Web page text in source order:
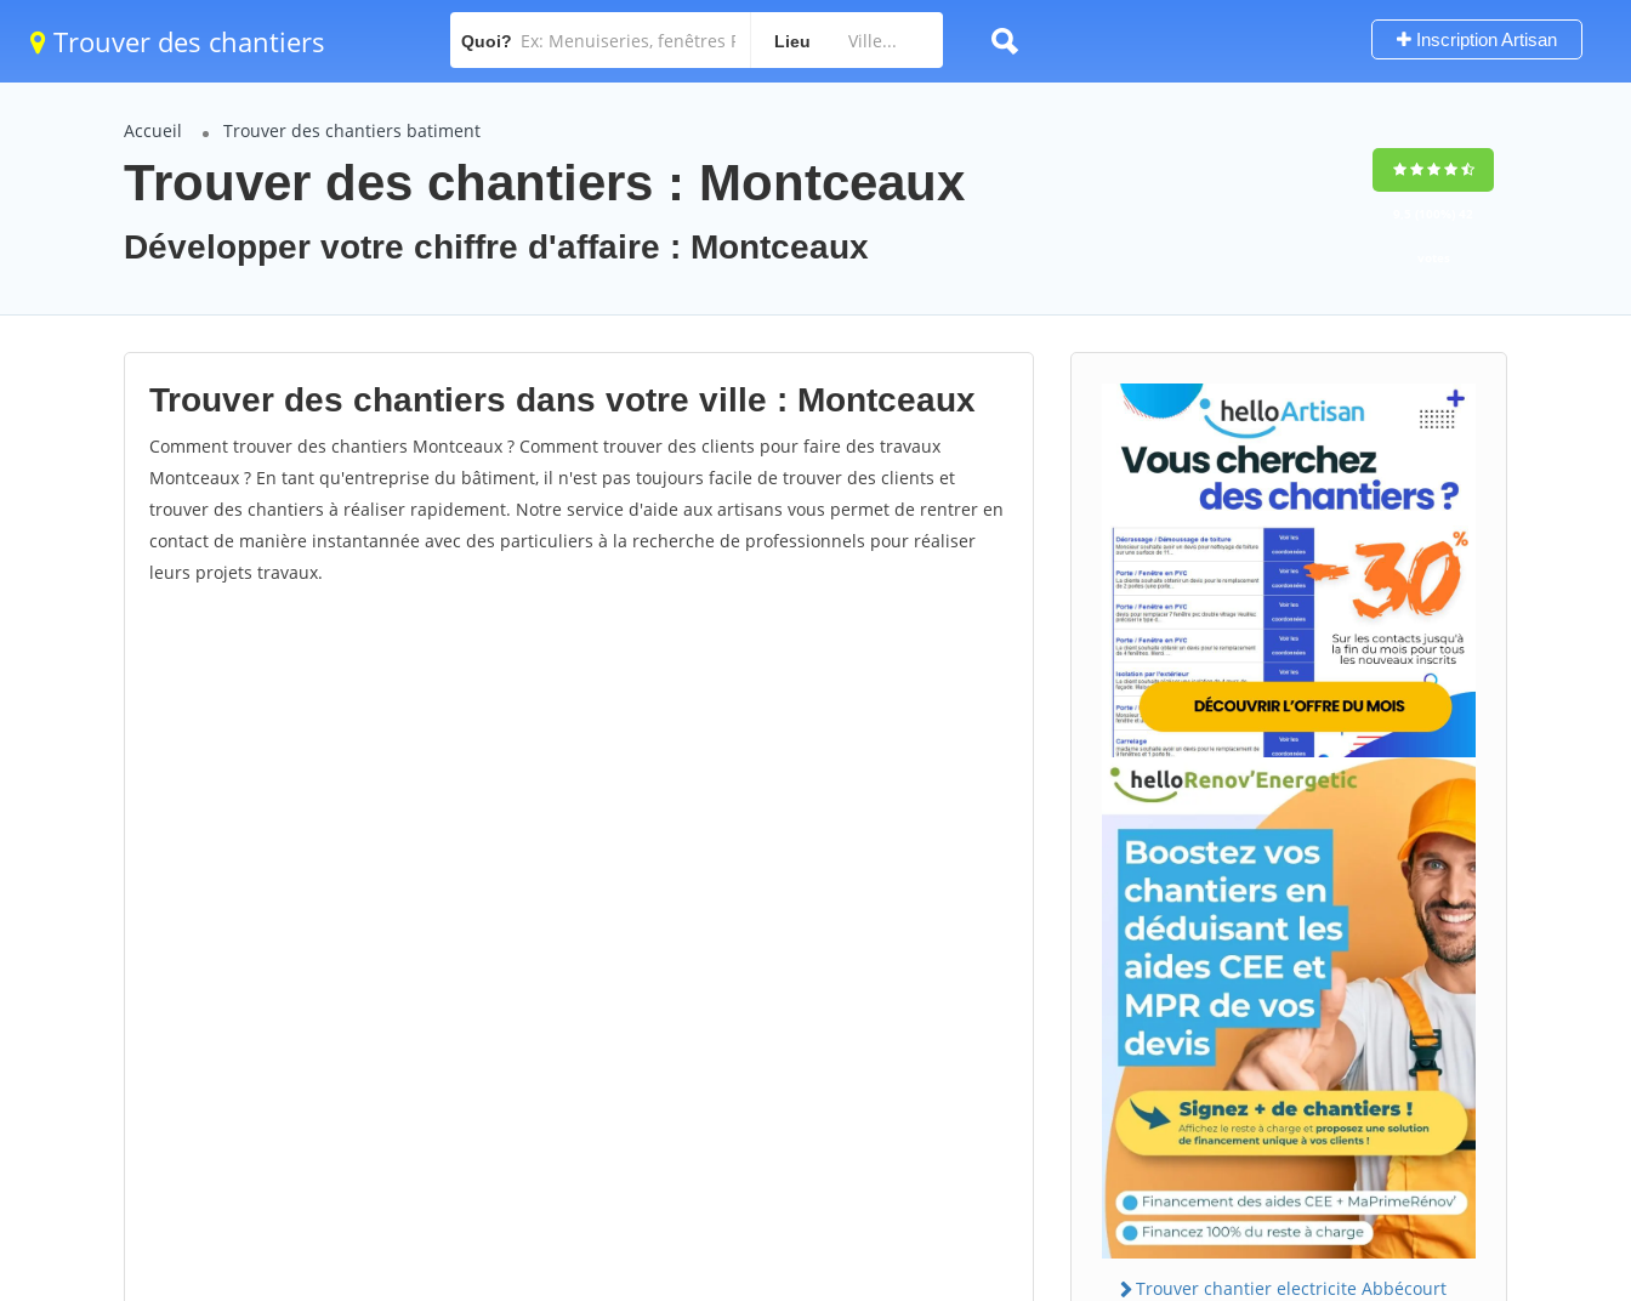
Trouver des chantiers Quoi? Lieu Inscription Artisan
Accueil Trouver des chantiers batiment
Trouver des chantiers : Montceaux
Développer votre chiffre d'affaire : Montceaux
Trouver des chantiers dans votre ville : Montceaux
Comment trouver des chantiers Montceaux ? Comment trouver des clients pour faire des travaux
Montceaux ? En tant qu'entreprise du bâtiment, il n'est pas toujours facile de trouver des clients et
trouver des chantiers à réaliser rapidement. Notre service d'aide aux artisans vous permet de rentrer en
contact de manière instantannée avec des particuliers à la recherche de professionnels pour réaliser
leurs projets travaux.
Trouver chantier electricite Abbécourt